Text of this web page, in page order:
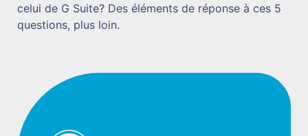
celui de G Suite? Des éléments de réponse à ces 5
questions, plus loin.